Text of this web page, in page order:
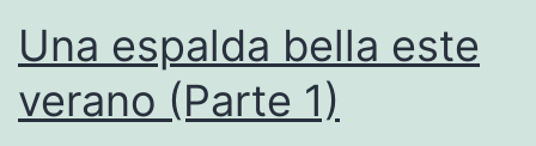
Una espalda bella este
verano (Parte 1)